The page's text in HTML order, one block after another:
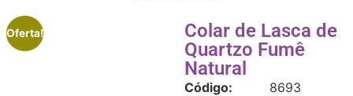
Oferta!
Colar de Lasca de
Quartzo Fumê
Natural
Código:
8693